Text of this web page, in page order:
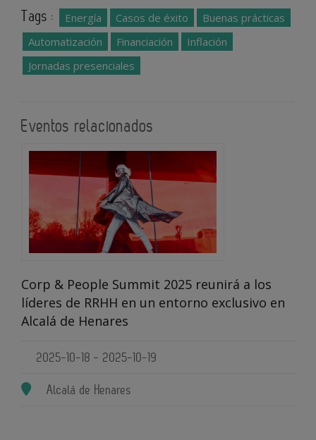
Tags : Energía Casos de éxito
Buenas prácticas
Automatización
Financiación
Inflación
Jornadas presenciales
Eventos relacionados
Corp & People Summit 2025 reunirá a los
líderes de RRHH en un entorno exclusivo en
Alcalá de Henares
2025-10-18 - 2025-10-19
Alcalá de Henares